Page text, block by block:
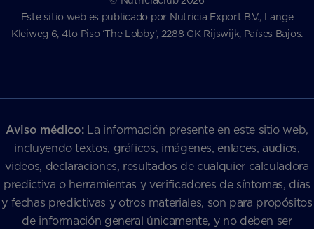
Este sitio web es publicado por Nutricia Export B.V., Lange
Kleiweg 6, 4to Piso ‘The Lobby’, 2288 GK Rijswijk, Países Bajos.
Aviso médico:La información presente en este sitio web,
incluyendo textos, gráficos, imágenes, enlaces, audios,
videos, declaraciones, resultados de cualquier calculadora
predictiva o herramientas y verificadores de síntomas, días
y fechas predictivas y otros materiales, son para propósitos
de información general únicamente, y no deben ser